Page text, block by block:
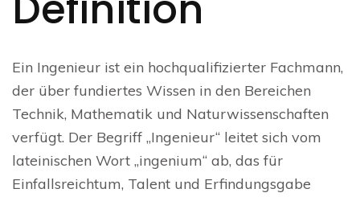
Ein Ingenieur ist ein hochqualifizierter Fachmann,
der über fundiertes Wissen in den Bereichen
Technik, Mathematik und Naturwissenschaften
verfügt. Der Begriff „Ingenieur“ leitet sich vom
lateinischen Wort „ingenium“ ab, das für
Einfallsreichtum, Talent und Erfindungsgabe